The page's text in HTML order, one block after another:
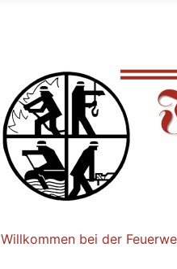
Willkommen bei der